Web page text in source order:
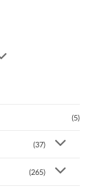
(5)
(37)
(265)